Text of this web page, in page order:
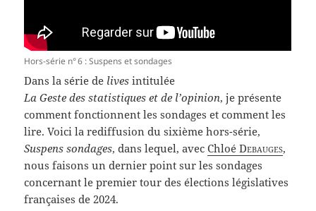
Hors-série n° 6 : Suspens et sondages
Dans la série de lives intitulée
La Geste des statistiques et de l’opinion, je présente
comment fonctionnent les sondages et comment les
lire. Voici la rediffusion du sixième hors-série,
Suspens sondages, dans lequel, avecChloéDebauges,
nous faisons un dernier point sur les sondages
concernant le premier tour des élections législatives
françaises de 2024.